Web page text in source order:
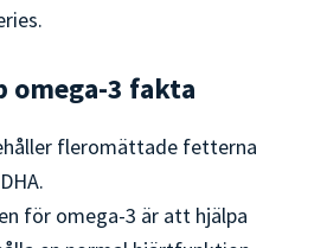
omega-3 fakta
fleromättade fetterna
för omega-3 är att hjälpa